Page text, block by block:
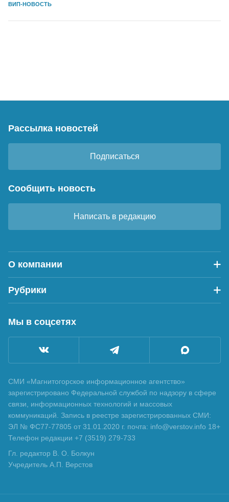
ВИП-НОВОСТЬ
Рассылка новостей
Подписаться
Сообщить новость
Написать в редакцию
О компании
Рубрики
Мы в соцсетях
СМИ «Магнитогорское информационное агентство»
зарегистрировано Федеральной службой по надзору в сфере
связи, информационных технологий и массовых
коммуникаций. Запись в реестре зарегистрированных СМИ:
ЭЛ № ФС77-77805 от 31.01.2020 г. почта: info@verstov.info 18+
Телефон редакции +7 (3519) 279-733
Гл. редактор В. О. Болкун
Учредитель А.П. Верстов